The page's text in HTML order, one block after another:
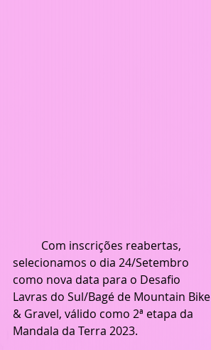
selecionamos o dia 24/Setembro
como nova data para o Desafio
Lavras do Sul/Bagé de Mountain Bike
& Gravel, válido como 2ª etapa da
Mandala da Terra 2023.